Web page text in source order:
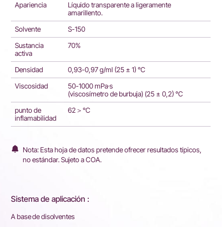
Apariencia
Líquido transparente a ligeramente
amarillento.
Solvente
S-150
Sustancia
activa
70%
Densidad
0,93-0,97 g/ml (25 ± 1) ℃
Viscosidad
50-1000 mPa·s
(viscosímetro de burbuja) (25 ± 0,2) ℃
punto de
inflamabilidad
62＞℃
Nota: Esta hoja de datos pretende ofrecer resultados típicos,
no estándar. Sujeto a COA.
Sistema de aplicación :
A base de disolventes